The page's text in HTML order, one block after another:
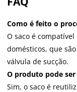
Como é feito o
O saco é
domésticos, que
válvula de sucção.
O produto pode
Sim, o saco é